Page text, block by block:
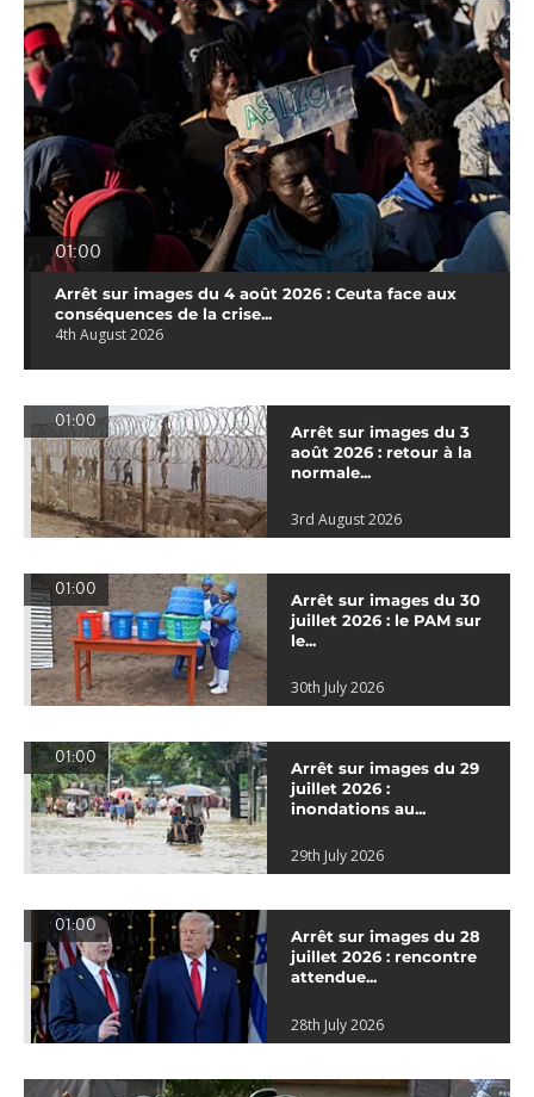
01:00
Arrêt sur images du 4 août 2026 : Ceuta face aux
conséquences de la crise...
4th August 2026
01:00
Arrêt sur images du 3
août 2026 : retour à la
normale...
3rd August 2026
01:00
Arrêt sur images du 30
juillet 2026 : le PAM sur
le...
30th July 2026
01:00
Arrêt sur images du 29
juillet 2026 :
inondations au...
29th July 2026
01:00
Arrêt sur images du 28
juillet 2026 : rencontre
attendue...
28th July 2026